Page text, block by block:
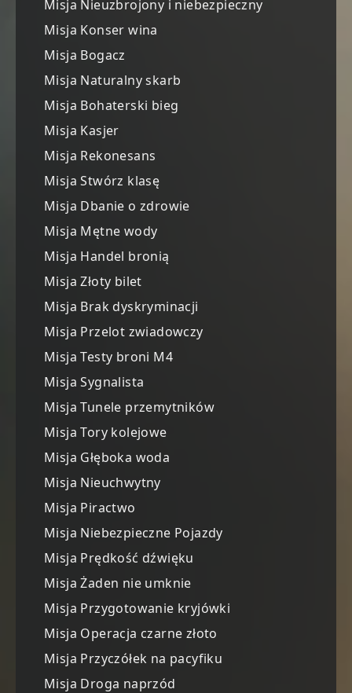
Misja Nieuzbrojony i niebezpieczny
Misja Konser wina
Misja Bogacz
Misja Naturalny skarb
Misja Bohaterski bieg
Misja Kasjer
Misja Rekonesans
Misja Stwórz klasę
Misja Dbanie o zdrowie
Misja Mętne wody
Misja Handel bronią
Misja Złoty bilet
Misja Brak dyskryminacji
Misja Przelot zwiadowczy
Misja Testy broni M4
Misja Sygnalista
Misja Tunele przemytników
Misja Tory kolejowe
Misja Głęboka woda
Misja Nieuchwytny
Misja Piractwo
Misja Niebezpieczne Pojazdy
Misja Prędkość dźwięku
Misja Żaden nie umknie
Misja Przygotowanie kryjówki
Misja Operacja czarne złoto
Misja Przyczółek na pacyfiku
Misja Droga naprzód